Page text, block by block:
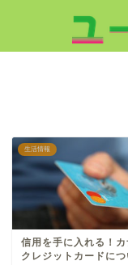
生活情報
信用を手に入れる！カ
クレジットカードにつ